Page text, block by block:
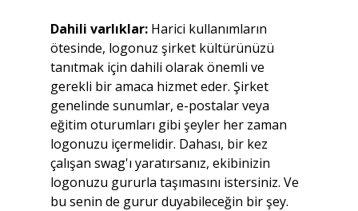
Dahili varlıklar: Harici kullanımların
ötesinde, logonuz şirket kültürünüzü
tanıtmak için dahili olarak önemli ve
gerekli bir amaca hizmet eder. Şirket
genelinde sunumlar, e-postalar veya
eğitim oturumları gibi şeyler her zaman
logonuzu içermelidir. Dahası, bir kez
çalışan swag'ı yaratırsanız, ekibinizin
logonuzu gururla taşımasını istersiniz. Ve
bu senin de gurur duyabileceğin bir şey.